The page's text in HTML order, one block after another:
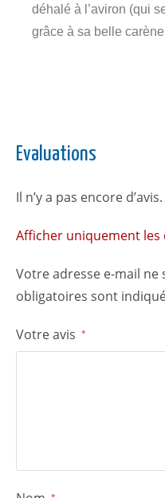
déhalé à l’aviron (qui
grâce à sa belle
Evaluations
Il n’y a pas encore d’avis.
Afficher uniquement les
Votre adresse e-mail ne
obligatoires sont
Votre avis *